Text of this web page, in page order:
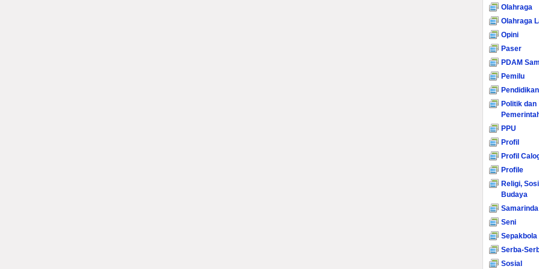
Olahraga
Olahraga
Opini
Paser
PDAM
Pemilu
Pendidikan
Politik dan
PPU
Profil
Profil
Profile
Religi,
Budaya
Samarinda
Seni
Sepakbola
Serba-
Sosial